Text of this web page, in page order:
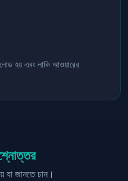
হয় এবং লাকি আওয়ারের
যা জানতে চান।